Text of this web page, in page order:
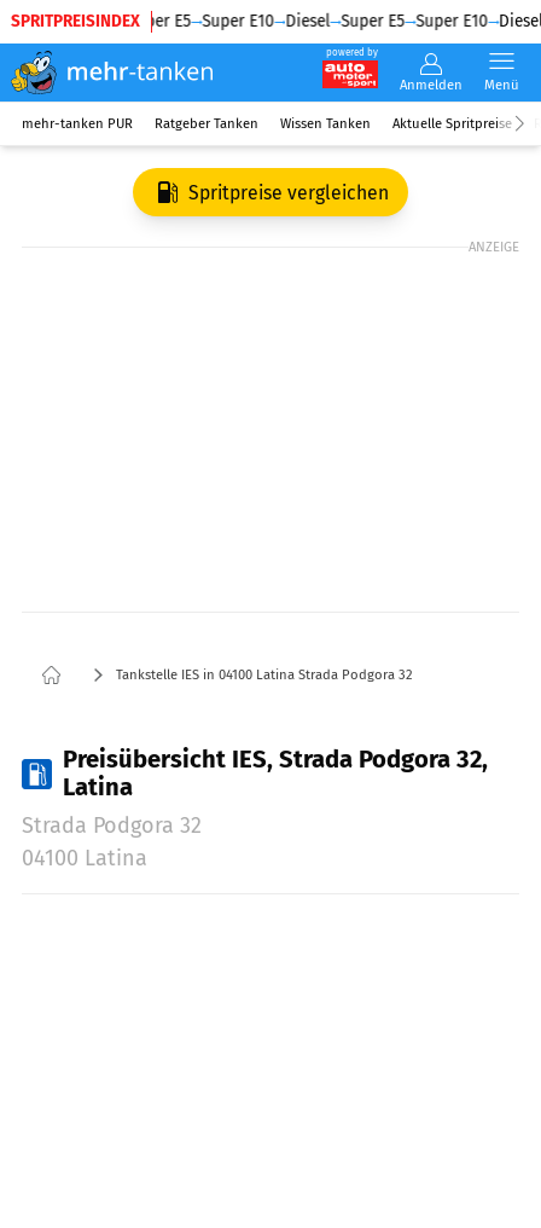
SPRITPREISINDEX
Diesel Super E5 Super E10 Diesel Super E5 Super E10 Diesel
powered by
Anmelden Menü
mehr-tanken PUR Ratgeber Tanken Wissen Tanken Aktuelle Spritpreise
Spritpreise vergleichen
ANZEIGE
Tankstelle IES in 04100 Latina Strada Podgora 32
Preisübersicht IES, Strada Podgora 32,
Latina
Strada Podgora 32
04100 Latina